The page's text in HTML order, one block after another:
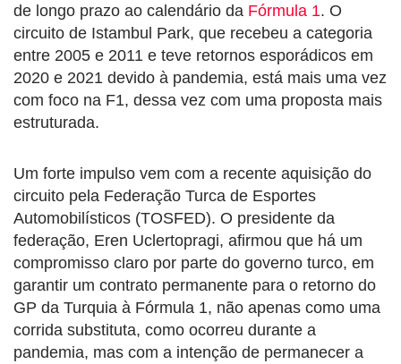
de longo prazo ao calendário da Fórmula 1. O
circuito de Istambul Park, que recebeu a categoria
entre 2005 e 2011 e teve retornos esporádicos em
2020 e 2021 devido à pandemia, está mais uma vez
com foco na F1, dessa vez com uma proposta mais
estruturada.
Um forte impulso vem com a recente aquisição do
circuito pela Federação Turca de Esportes
Automobilísticos (TOSFED). O presidente da
federação, Eren Uclertopragi, afirmou que há um
compromisso claro por parte do governo turco, em
garantir um contrato permanente para o retorno do
GP da Turquia à Fórmula 1, não apenas como uma
corrida substituta, como ocorreu durante a
pandemia, mas com a intenção de permanecer a